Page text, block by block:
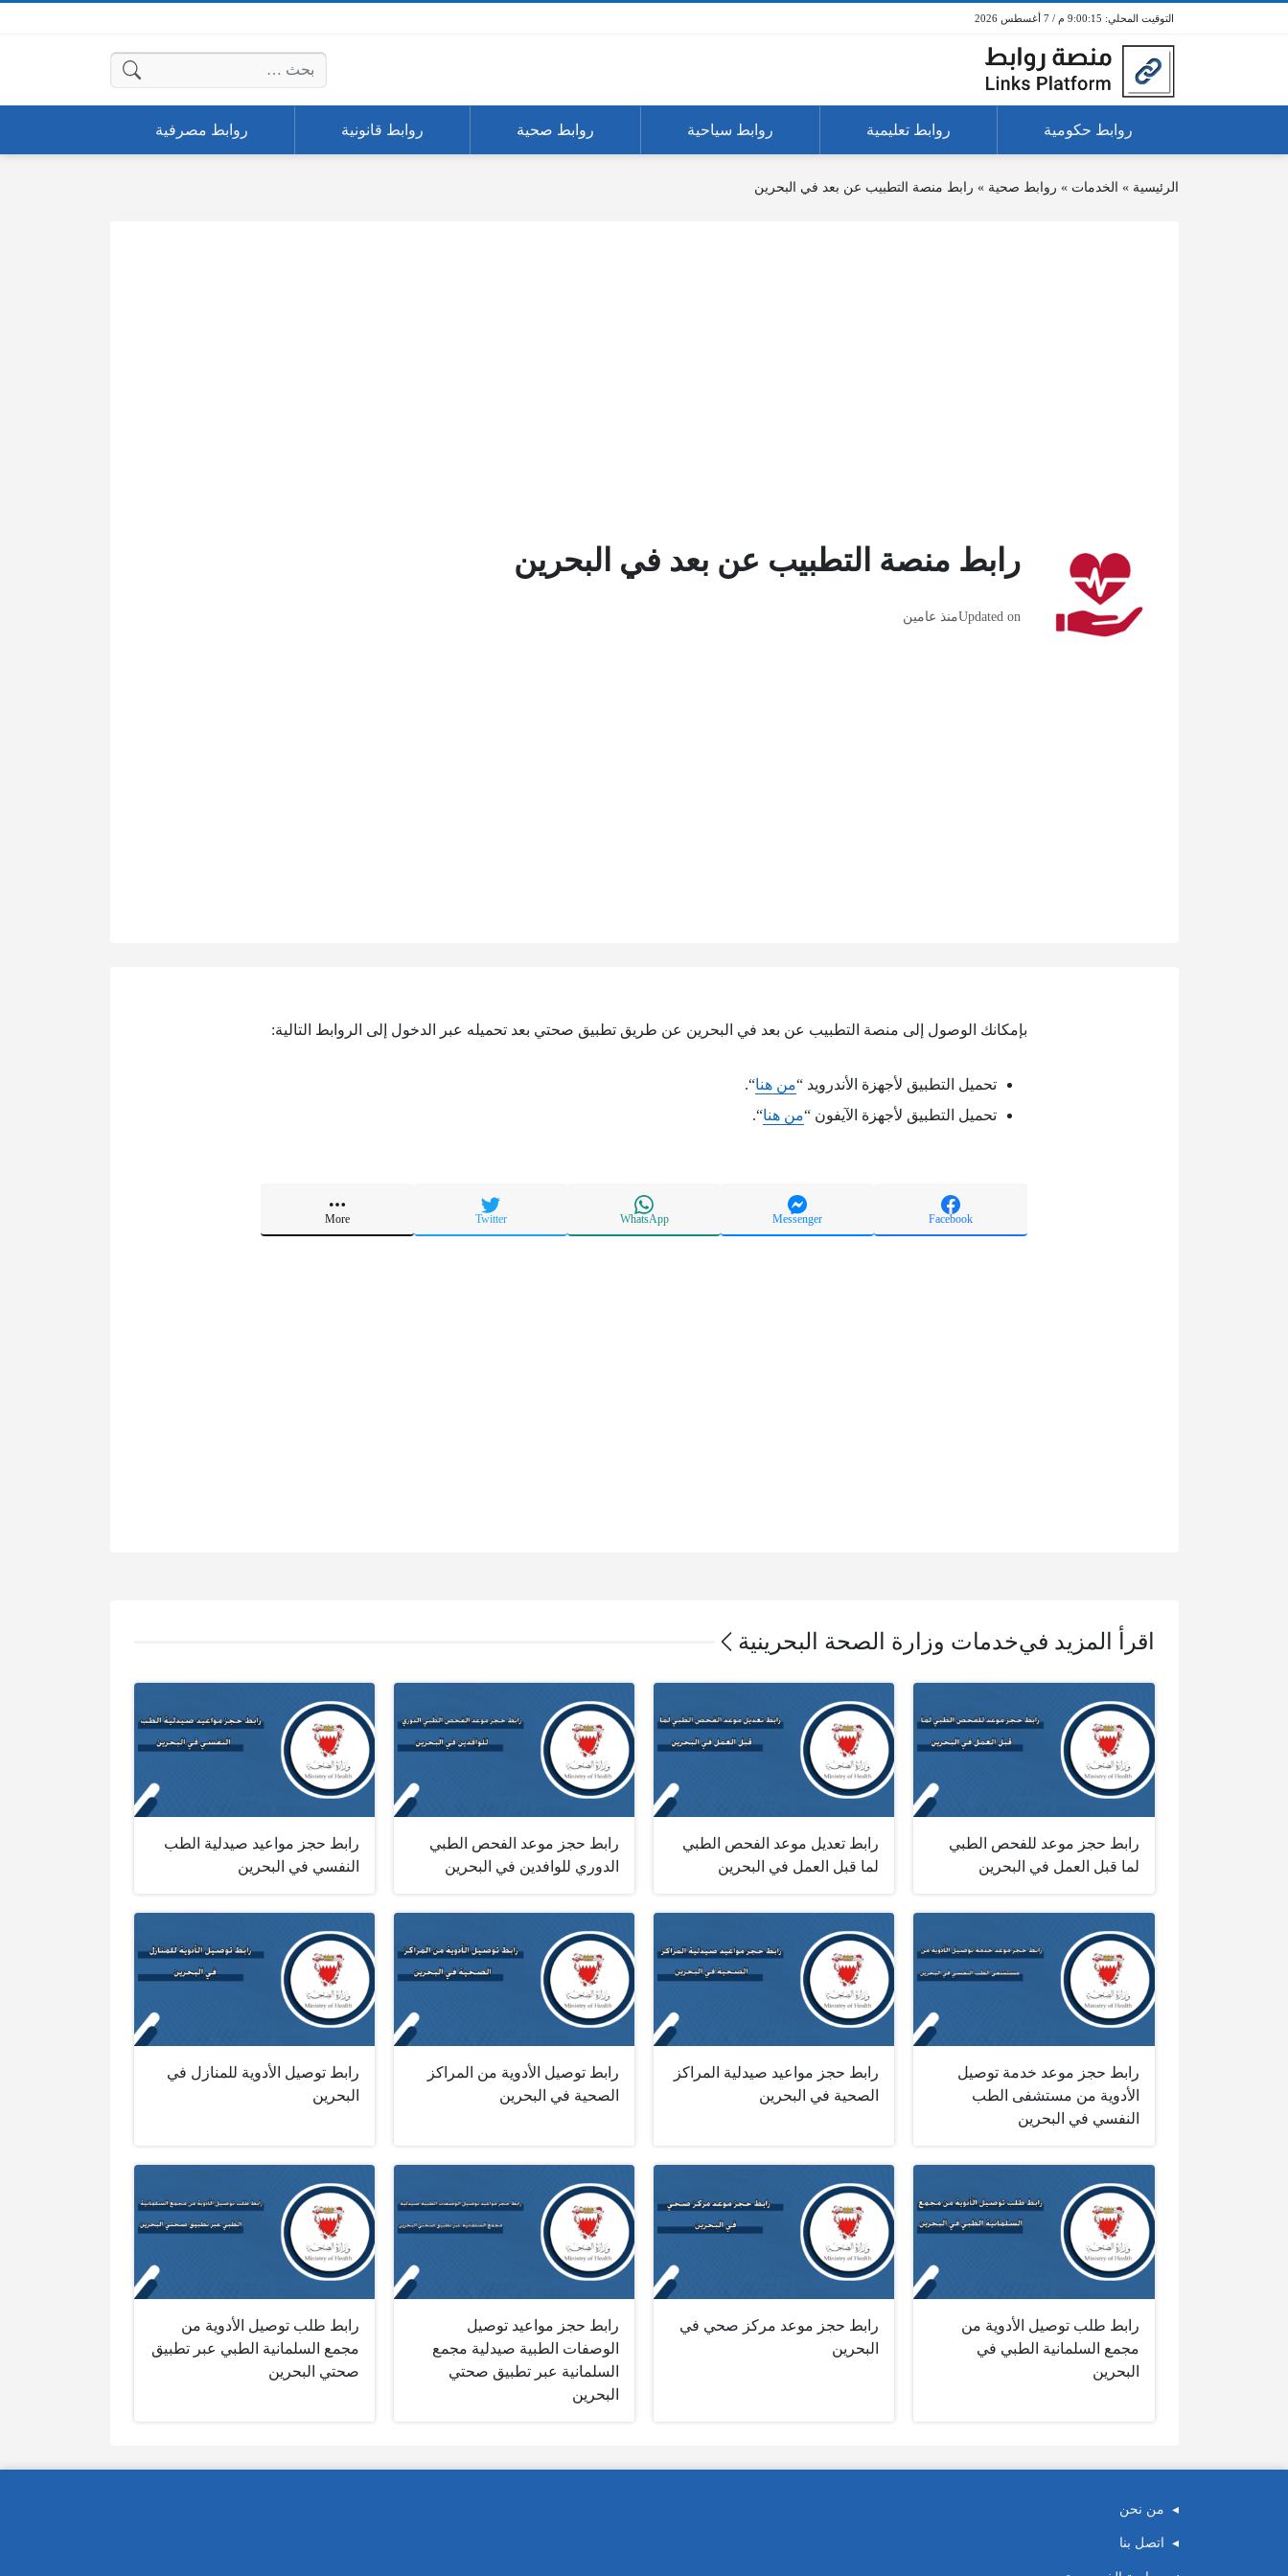
9:00:15 م / 7 أغسطس 2026
البحث عن:
روابط حكومية روابط تعليمية روابط سياحية روابط صحية روابط قانونية روابط مصرفية
الرئيسية » الخدمات » روابط صحية » رابط منصة التطبيب عن بعد في البحرين
رابط منصة التطبيب عن بعد في البحرين
Updated onمنذ عامين
بإمكانك الوصول إلى منصة التطبيب عن بعد في البحرين عن طريق تطبيق صحتي بعد تحميله عبر الدخول إلى الروابط التالية:
تحميل التطبيق لأجهزة الأندرويد “من هنا“.
تحميل التطبيق لأجهزة الآيفون “من هنا“.
Facebook
Messenger
WhatsApp
Twitter
More
اقرأ المزيد فيخدمات وزارة الصحة البحرينية
رابط حجز موعد للفحص الطبي
لما قبل العمل في البحرين
رابط تعديل موعد الفحص الطبي
لما قبل العمل في البحرين
رابط حجز موعد الفحص الطبي
الدوري للوافدين في البحرين
رابط حجز مواعيد صيدلية الطب
النفسي في البحرين
رابط حجز موعد خدمة توصيل
الأدوية من مستشفى الطب
النفسي في البحرين
رابط حجز مواعيد صيدلية المراكز
الصحية في البحرين
رابط توصيل الأدوية من المراكز
الصحية في البحرين
رابط توصيل الأدوية للمنازل في
البحرين
رابط طلب توصيل الأدوية من
مجمع السلمانية الطبي في
البحرين
رابط حجز موعد مركز صحي في
البحرين
رابط حجز مواعيد توصيل
الوصفات الطبية صيدلية مجمع
السلمانية عبر تطبيق صحتي
البحرين
رابط طلب توصيل الأدوية من
مجمع السلمانية الطبي عبر تطبيق
صحتي البحرين
من نحن
اتصل بنا